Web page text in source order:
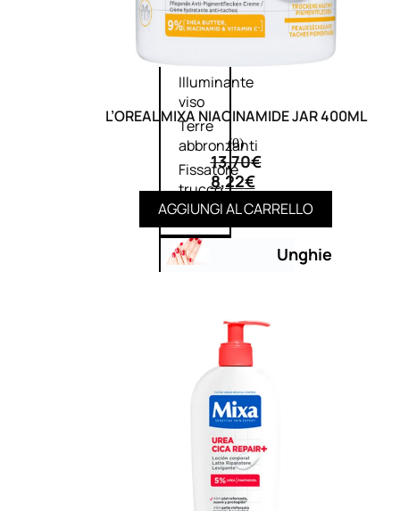
Fondotinta
Cipria
Illuminante
viso
Terre
abbronzanti
Fissatore
trucco
Unghie
effetti
speciali
Solvente
Trattamenti
unghie
Cofanetti
unghie
L’OREAL MIXA NIACINAMIDE JAR 400ML
(0)
13,70€
8,22€
AGGIUNGI AL CARRELLO